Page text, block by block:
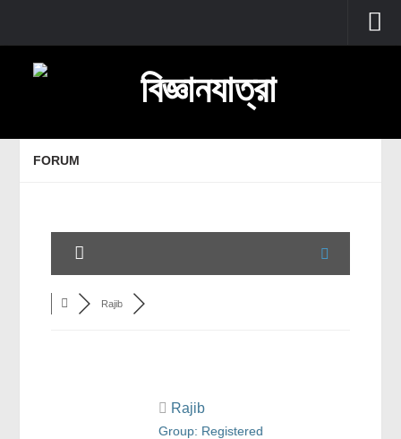
প্রচ্ছদ
জেনেটিক্স
FORUM
Rajib
Rajib
Group: Registered